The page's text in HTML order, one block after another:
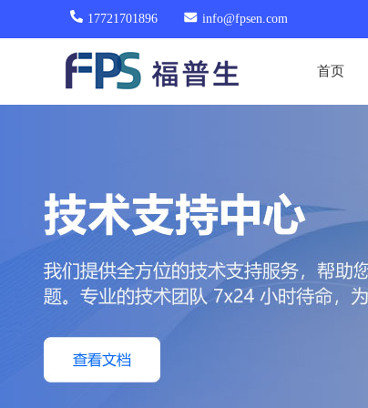
17721701896 info@fpsen.com
首页